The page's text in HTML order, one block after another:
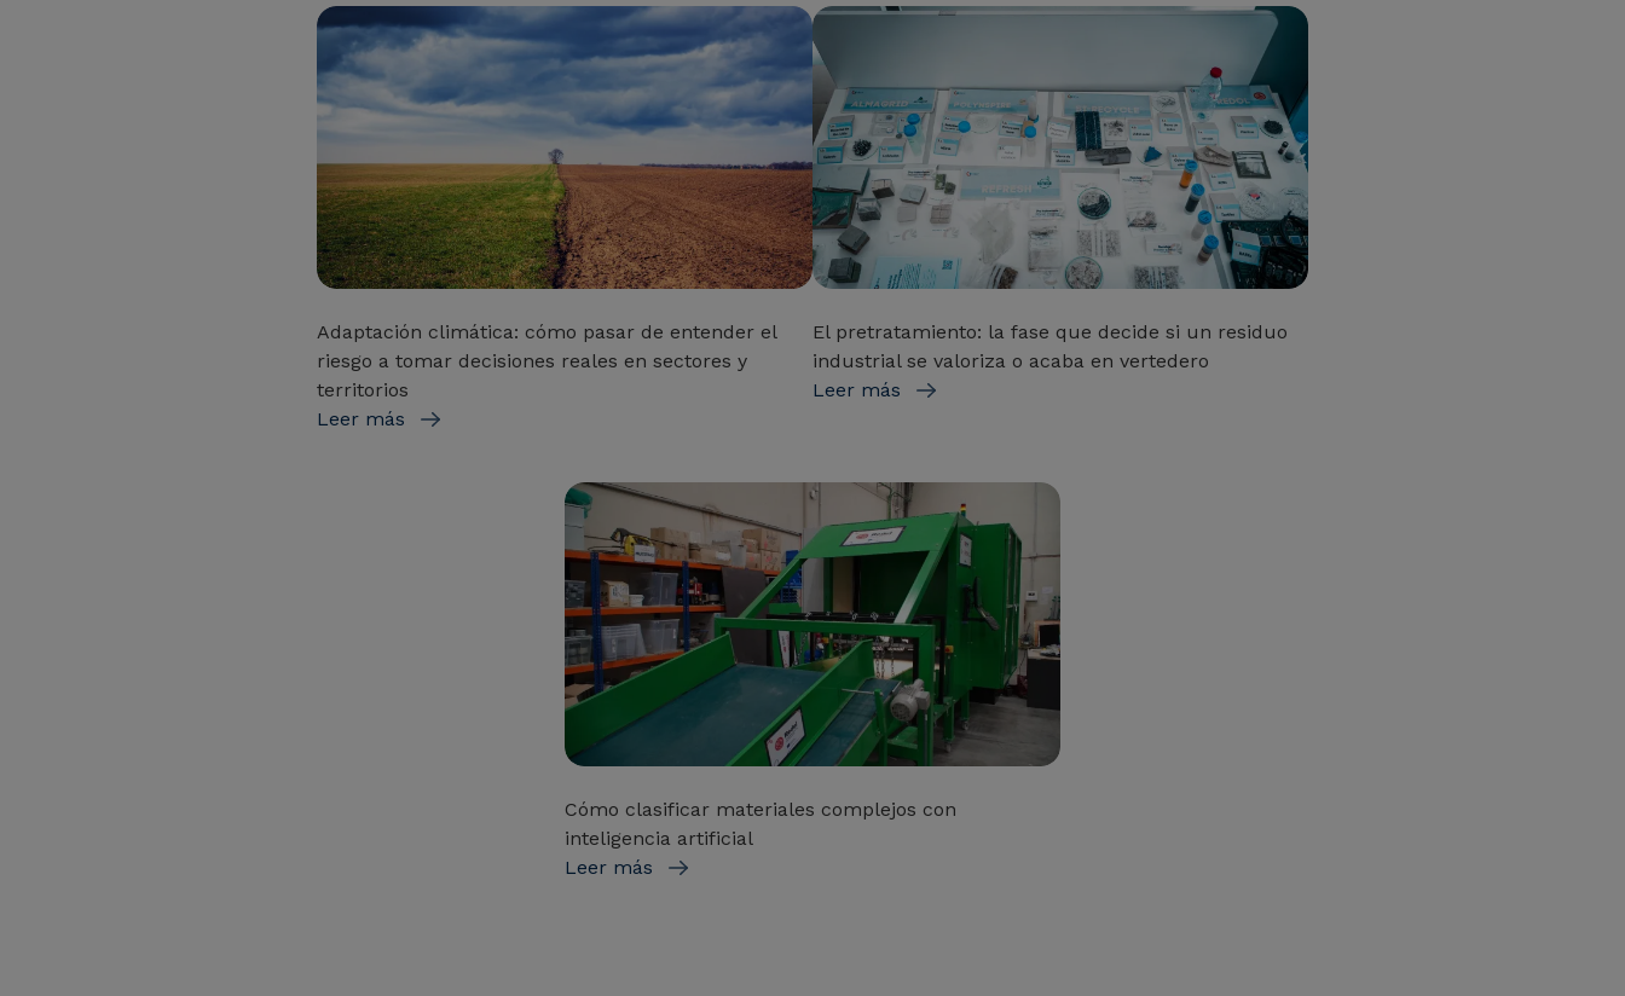
Adaptación climática: cómo pasar de entender el
riesgo a tomar decisiones reales en sectores y
territorios
Leer más
El pretratamiento: la fase que decide si un residuo
industrial se valoriza o acaba en vertedero
Leer más
Cómo clasificar materiales complejos con
inteligencia artificial
Leer más